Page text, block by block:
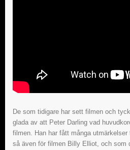
De som tidigare har sett filmen och
glada av att Peter Darling vad
filmen. Han har fått många
så även för filmen Billy Elliot, och som